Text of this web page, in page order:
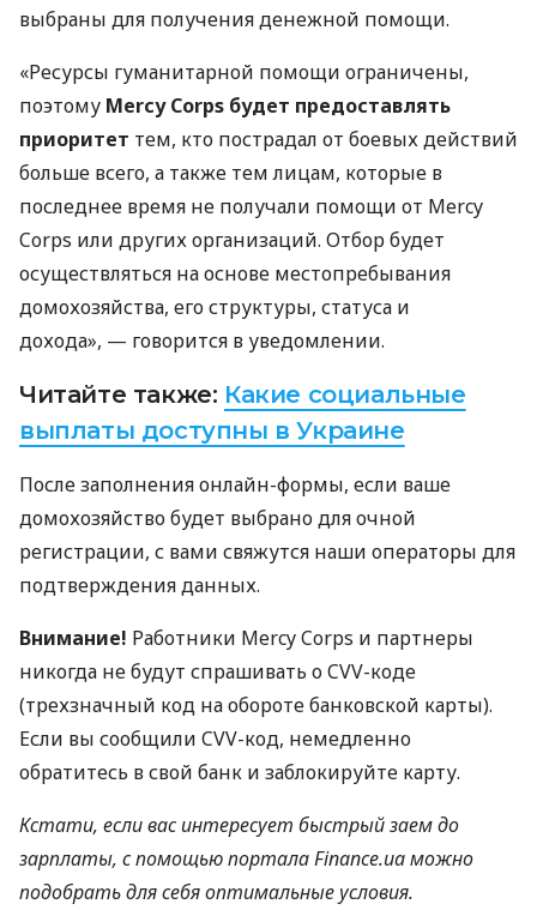
выбраны для получения денежной помощи.
«Ресурсы гуманитарной помощи ограничены,
поэтому Mercy Corps будет предоставлять
приоритет тем, кто пострадал от боевых действий
больше всего, а также тем лицам, которые в
последнее время не получали помощи от Mercy
Corps или других организаций. Отбор будет
осуществляться на основе местопребывания
домохозяйства, его структуры, статуса и
дохода», — говорится в уведомлении.
Читайте также: Какие социальные
выплаты доступны в Украине
После заполнения онлайн-формы, если ваше
домохозяйство будет выбрано для очной
регистрации, с вами свяжутся наши операторы для
подтверждения данных.
Внимание! Работники Mercy Corps и партнеры
никогда не будут спрашивать о CVV-коде
(трехзначный код на обороте банковской карты).
Если вы сообщили CVV-код, немедленно
обратитесь в свой банк и заблокируйте карту.
Кстати, если вас интересует быстрый заем до
зарплаты, с помощью портала Finance.ua можно
подобрать для себя оптимальные условия.